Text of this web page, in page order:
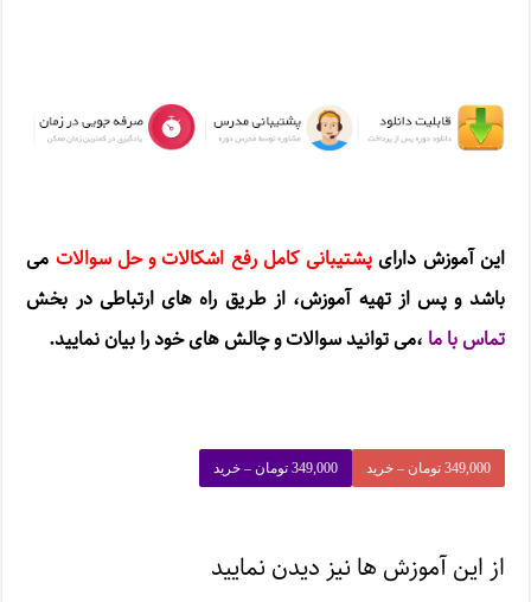
این آموزش دارایپشتیبانی کامل رفع اشکالات و حل سوالات می
باشد و پس از تهیه آموزش، از طریق راه های ارتباطی در بخش
تماس با ما ،می توانید سوالات و چالش های خود را بیان نمایید.
349,000 تومان – خرید
از این آموزش ها نیز دیدن نمایید